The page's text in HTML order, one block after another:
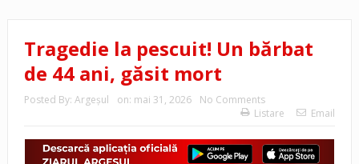
Tragedie la pescuit! Un bărbat
de 44 ani, găsit mort
Posted By: Argeşul on: mai 31, 2026
No Comments
Listare
Email